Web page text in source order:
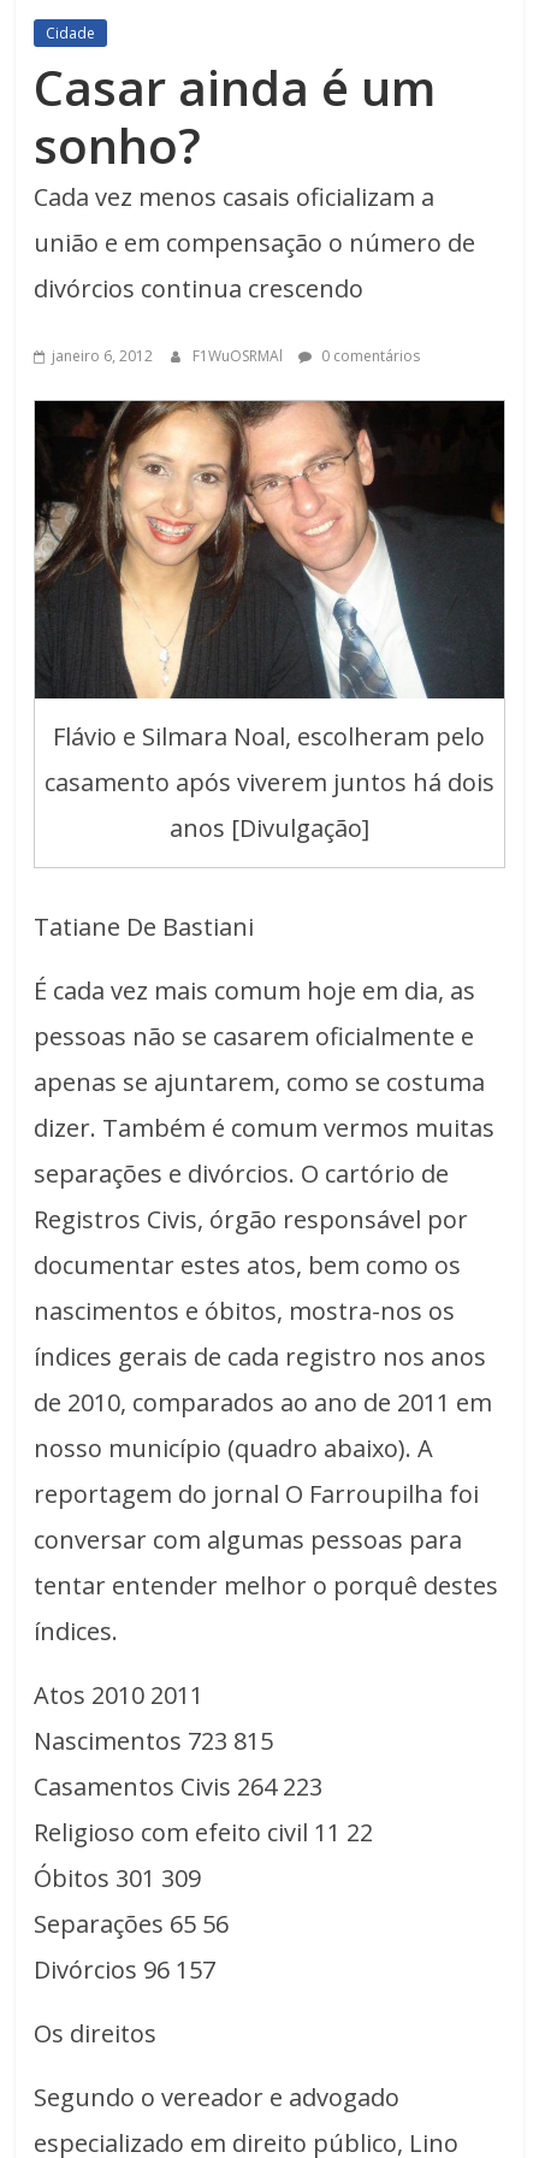
Cidade
Casar ainda é um
sonho?
Cada vez menos casais oficializam a
união e em compensação o número de
divórcios continua crescendo
janeiro 6, 2012 F1WuOSRMAl 0 comentários
Flávio e Silmara Noal, escolheram pelo
casamento após viverem juntos há dois
anos [Divulgação]
Tatiane De Bastiani
É cada vez mais comum hoje em dia, as
pessoas não se casarem oficialmente e
apenas se ajuntarem, como se costuma
dizer. Também é comum vermos muitas
separações e divórcios. O cartório de
Registros Civis, órgão responsável por
documentar estes atos, bem como os
nascimentos e óbitos, mostra-nos os
índices gerais de cada registro nos anos
de 2010, comparados ao ano de 2011 em
nosso município (quadro abaixo). A
reportagem do jornal O Farroupilha foi
conversar com algumas pessoas para
tentar entender melhor o porquê destes
índices.
Atos 2010 2011
Nascimentos 723 815
Casamentos Civis 264 223
Religioso com efeito civil 11 22
Óbitos 301 309
Separações 65 56
Divórcios 96 157
Os direitos
Segundo o vereador e advogado
especializado em direito público, Lino